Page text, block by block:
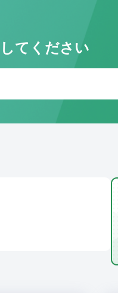
メー
問い
事
てください